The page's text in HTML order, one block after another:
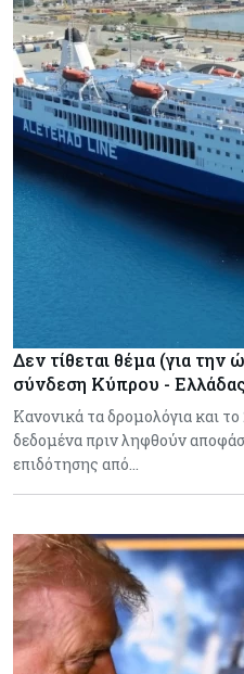
Δεν τίθεται θέμα (για την
σύνδεση Κύπρου - Ελλάδας
Κανονικά τα δρομολόγια και
δεδομένα πριν ληφθούν
επιδότησης από…